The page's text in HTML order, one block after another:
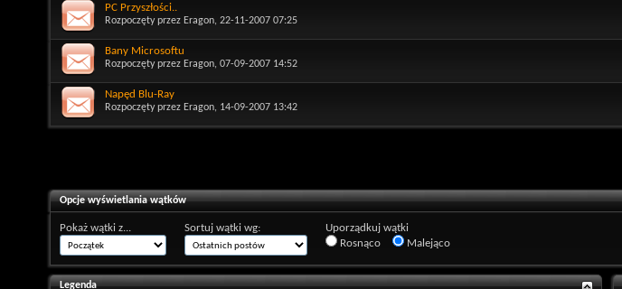
PC Przyszłości..
Rozpoczęty przez Eragon, 22-11-2007 07:25
Bany Microsoftu
Rozpoczęty przez Eragon, 07-09-2007 14:52
Napęd Blu-Ray
Rozpoczęty przez Eragon, 14-09-2007 13:42
Opcje wyświetlania wątków
Pokaż wątki z... Sortuj wątki wg:
Uporządkuj wątki
Rosnąco
Malejąco
Legenda